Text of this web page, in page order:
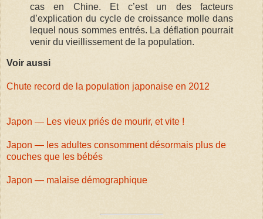
cas en Chine. Et c’est un des facteurs
d’explication du cycle de croissance molle dans
lequel nous sommes entrés. La déflation pourrait
venir du vieillissement de la population.
Voir aussi
Chute record de la population japonaise en 2012
Japon — Les vieux priés de mourir, et vite !
Japon — les adultes consomment désormais plus de
couches que les bébés
Japon — malaise démographique